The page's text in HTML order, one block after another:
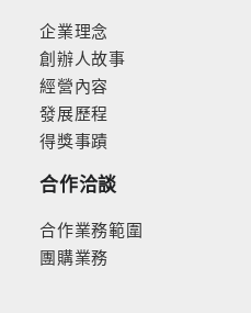
企業理念
創辦人故事
經營內容
發展歷程
得獎事蹟
合作洽談
合作業務範圍
團購業務